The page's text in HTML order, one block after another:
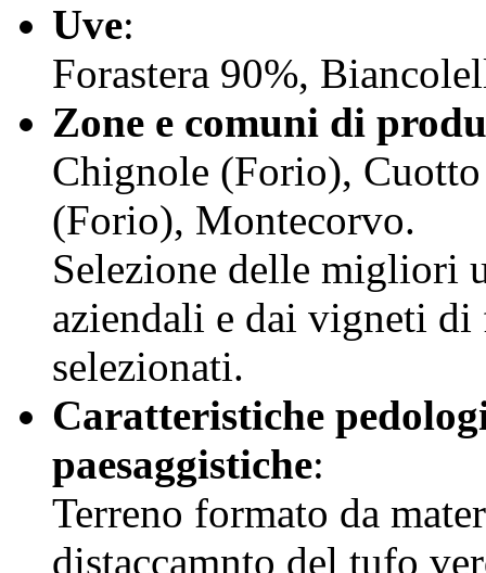
Uve:
Forastera 90%,
Zone e comuni di
Chignole (Forio),
(Forio), Montecorvo.
Selezione delle migliori
aziendali e dai vigneti
selezionati.
Caratteristiche
paesaggistiche:
Terreno formato da
distaccamnto del tufo